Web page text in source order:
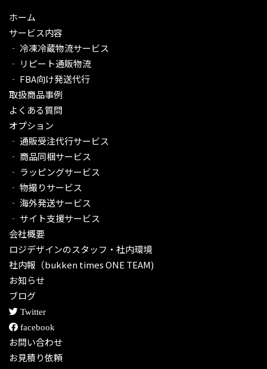
ホーム
サービス内容
‐ 冷凍冷蔵物流サービス
‐ リピート通販物流
‐ FBA向け発送代行
取扱商品事例
よくある質問
オプション
‐ 通販受注代行サービス​
‐ 商品同梱サービス
‐ ラッピングサービス
‐ 物撮りサービス
‐ 海外発送サービス
‐ サイト支援サービス
会社概要
ロジデザインのスタッフ・社内環境
社内報（bukken times ONE TEAM)
お知らせ
ブログ
Twitter
facebook
お問い合わせ
お見積り依頼